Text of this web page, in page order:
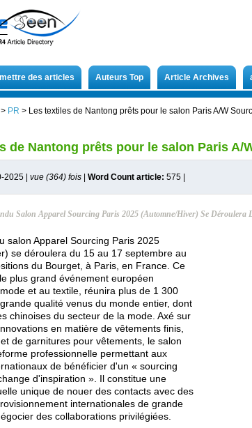
des articles Auteurs Top Article Archives
> PR > Les textiles de Nantong prêts pour le salon Paris A/W
de Nantong prêts pour le salon Paris A/
2025 | vue (364) fois Word Count article: 575
Salon Apparel Sourcing Paris 2025 (automne/hiver) Se Déroulera
salon Apparel Sourcing Paris 2025
se déroulera du 15 au 17 septembre au
du Bourget, à Paris, en France. Ce
plus grand événement européen
et au textile, réunira plus de 1 300
qualité venus du monde entier, dont
chinoises du secteur de la mode. Axé sur
en matière de vêtements finis,
de garnitures pour vêtements, le salon
professionnelle permettant aux
de bénéficier d'un « sourcing
d'inspiration ». Il constitue une
unique de nouer des contacts avec des
internationales de grande
des collaborations privilégiées.